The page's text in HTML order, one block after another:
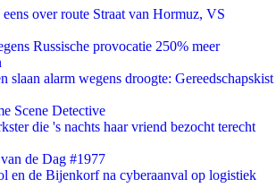
over route Straat van Hormuz, VS
Russische provocatie 250% meer
slaan alarm wegens droogte: Gereedschapskist
Scene Detective
die 's nachts haar vriend bezocht terecht
de Dag #1977
en de Bijenkorf na cyberaanval op logistiek